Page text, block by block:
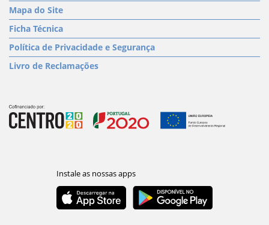
Mapa do Site
Ficha Técnica
Política de Privacidade e Segurança
Livro de Reclamações